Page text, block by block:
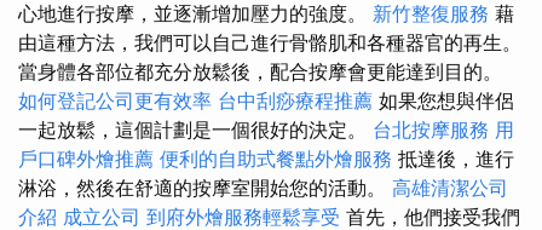
心地進行按摩，並逐漸增加壓力的強度。 新竹整復服務 藉
由這種方法，我們可以自己進行骨骼肌和各種器官的再生。
當身體各部位都充分放鬆後，配合按摩會更能達到目的。
如何登記公司更有效率 台中刮痧療程推薦 如果您想與伴侶
一起放鬆，這個計劃是一個很好的決定。 台北按摩服務 用
戶口碑外燴推薦 便利的自助式餐點外燴服務 抵達後，進行
淋浴，然後在舒適的按摩室開始您的活動。 高雄清潔公司
介紹 成立公司 到府外燴服務輕鬆享受 首先，他們接受我們